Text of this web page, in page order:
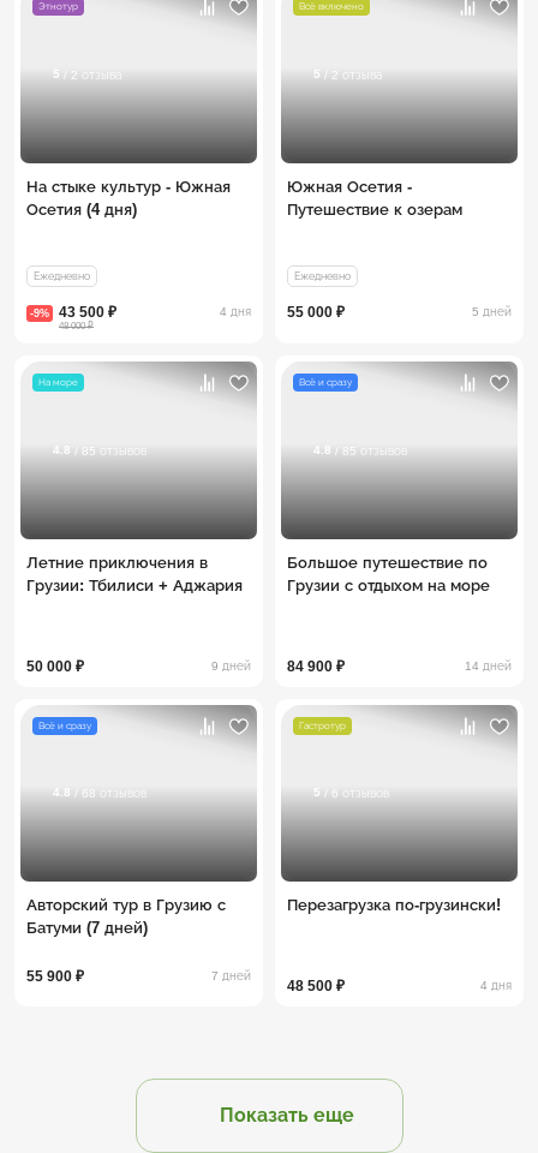
Этнотур
5 / 2 отзыва
На стыке культур - Южная
Осетия (4 дня)
Ежедневно
-9% 43 500 ₽
48 000 ₽
4 дня
Всё включено
5 / 2 отзыва
Южная Осетия -
Путешествие к озерам
Ежедневно
55 000 ₽ 5 дней
На море
4.8 / 85 отзывов
Летние приключения в
Грузии: Тбилиси + Аджария
50 000 ₽ 9 дней
Всё и сразу
4.8 / 85 отзывов
Большое путешествие по
Грузии с отдыхом на море
84 900 ₽ 14 дней
Всё и сразу
4.8 / 68 отзывов
Авторский тур в Грузию с
Батуми (7 дней)
55 900 ₽ 7 дней
Гастротур
5 / 6 отзывов
Перезагрузка по-грузински!
48 500 ₽ 4 дня
Показать еще